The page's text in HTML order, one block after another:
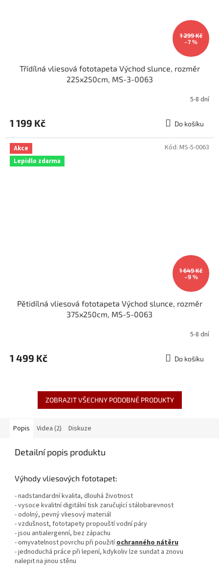
1 299 Kč
–7 %
Třídílná vliesová fototapeta Východ slunce, rozměr
225x250cm, MS-3-0063
5-8 dní
1 199 Kč Do košíku
Akce
Lepidlo zdarma
1 649 Kč
–9 %
Pětidílná vliesová fototapeta Východ slunce, rozměr
375x250cm, MS-5-0063
5-8 dní
1 499 Kč Do košíku
Kód: MS-5-0063
ZOBRAZIT VŠECHNY PODOBNÉ PRODUKTY
Popis Videa (2) Diskuze
Detailní popis produktu
Výhody vliesových fototapet:
- nadstandardní kvalita, dlouhá životnost
- vysoce kvalitní digitální tisk zaručující stálobarevnost
- odolný, pevný vliesový materiál
- vzdušnost, fototapety propouští vodní páry
- jsou antialergenní, bez zápachu
- omyvatelnost povrchu při použitíochranného nátěru
- jednoduchá práce při lepení, kdykoliv lze sundat a znovu
nalepit na jinou stěnu